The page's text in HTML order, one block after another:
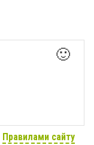
🙂
Правилами сайту